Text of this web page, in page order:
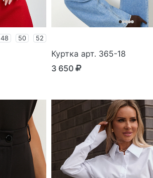
48 50 52
Куртка арт. 365-18
3 650